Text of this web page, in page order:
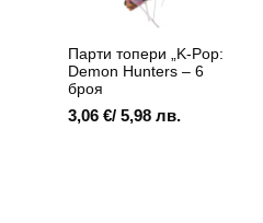
Парти топери „K-Pop:
Demon Hunters – 6
броя
3,06 €/ 5,98 лв.